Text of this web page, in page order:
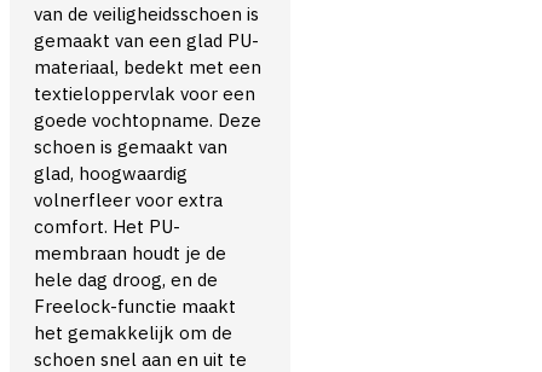
van de veiligheidsschoen is
gemaakt van een glad PU-
materiaal, bedekt met een
textieloppervlak voor een
goede vochtopname. Deze
schoen is gemaakt van
glad, hoogwaardig
volnerfleer voor extra
comfort. Het PU-
membraan houdt je de
hele dag droog, en de
Freelock-functie maakt
het gemakkelijk om de
schoen snel aan en uit te